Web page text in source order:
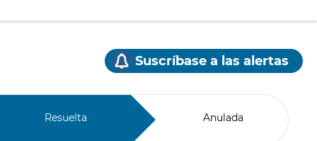
Suscríbase a las alertas
Resuelta Anulada